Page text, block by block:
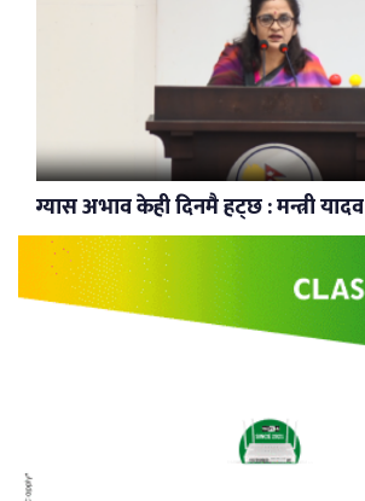
ग्यास अभाव केही दिनमै हट्छ : मन्त्री यादव